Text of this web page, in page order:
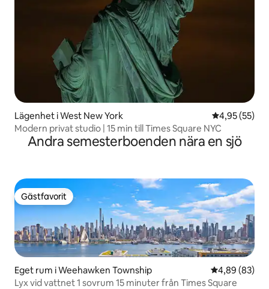
Lägenhet i West New York 4,95 av 5 i
4,95 (55)
Modern privat studio | 15 min till Times Square NYC
Andra semesterboenden nära en sjö
Gästfavorit
Gästfavorit
Eget rum i Weehawken Township 4,89 av 5 i
4,89 (83)
Lyx vid vattnet 1 sovrum 15 minuter från Times Square